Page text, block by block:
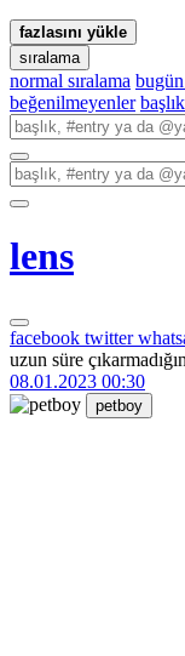
fazlasını yükle
sıralama
normal sıralama
beğenilmeyenler
lens
facebook twitter
uzun süre
08.01.2023 00:30
petboy